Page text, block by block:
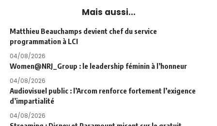
Mais aussi...
Matthieu Beauchamps devient chef du service
programmation à LCI
04/08/2026
Women@NRJ_Group : le leadership féminin à l’honneur
04/08/2026
Audiovisuel public : l’Arcom renforce fortement l’exigence
d’impartialité
04/08/2026